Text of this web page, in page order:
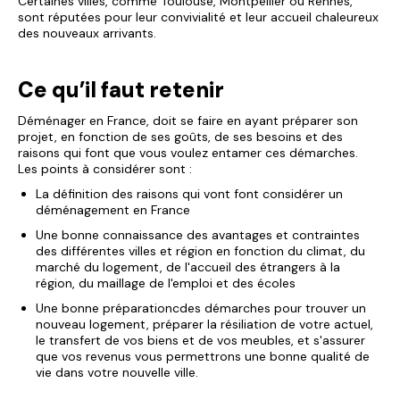
sont réputées pour leur convivialité et leur accueil chaleureux
des nouveaux arrivants.
Ce qu’il faut retenir
Déménager en France, doit se faire en ayant préparer son
projet, en fonction de ses goûts, de ses besoins et des
raisons qui font que vous voulez entamer ces démarches.
Les points à considérer sont :
La définition des raisons qui vont font considérer un
déménagement en France
Une bonne connaissance des avantages et contraintes
des différentes villes et région en fonction du climat, du
marché du logement, de l'accueil des étrangers à la
région, du maillage de l'emploi et des écoles
Une bonne préparationcdes démarches pour trouver un
nouveau logement, préparer la résiliation de votre actuel,
le transfert de vos biens et de vos meubles, et s'assurer
que vos revenus vous permettrons une bonne qualité de
vie dans votre nouvelle ville.